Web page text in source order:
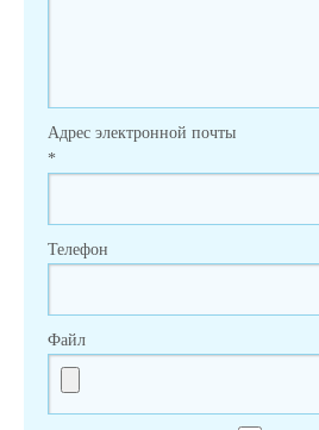
Адрес электронной почты
*
Телефон
Файл